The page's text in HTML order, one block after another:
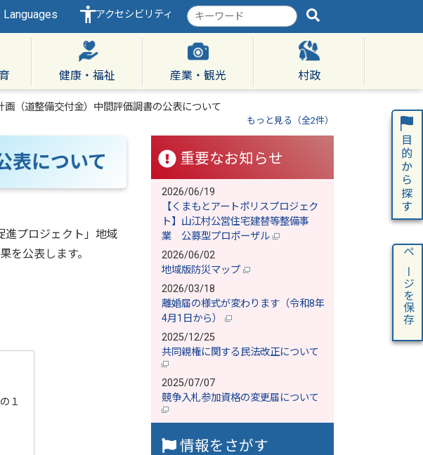
Languages アクセシビリティ
検
索
キ
ー
ワ
ー
ド
健康・福祉 産業・観光 村政
画（道整備交付金）中間評価調書の公表について
もっと見る（全2件）
表について
進プロジェクト」地域
を公表します。
１
重要なお知らせ
2026/06/19
【くまもとアートポリスプロジェク
ト】山江村公営住宅建替等整備事
業 公募型プロポーザル
2026/06/02
地域版防災マップ
2026/03/18
離婚届の様式が変わります（令和8年
4月1日から）
2025/12/25
共同親権に関する民法改正について
2025/07/07
競争入札参加資格の変更届について
情報をさがす
ページを保存